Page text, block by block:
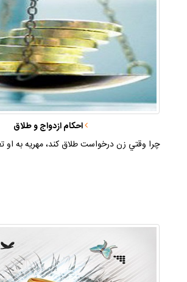
احكام ازدواج و طلاق
چرا وقتي زن درخواست طلاق كند، مهريه به او